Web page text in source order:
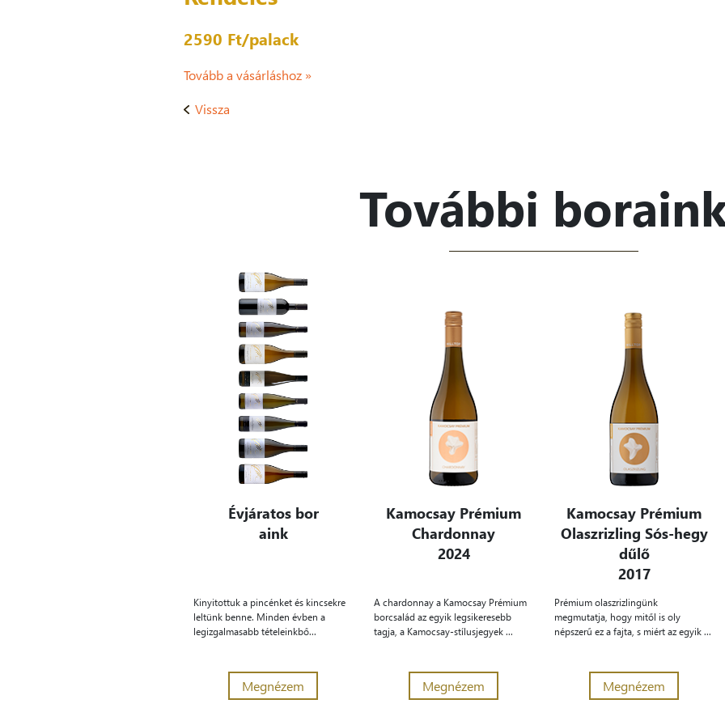
2590 Ft/palack
Tovább a vásárláshoz »
Vissza
További
Évjáratos bor
aink
Kinyitottuk a pincénket és kincsekre
leltünk benne. Minden évben a
legizgalmasabb tételeinkbő...
Megnézem
Kamocsay Prémium
Chardonnay
2024
A chardonnay a Kamocsay Prémium
borcsalád az egyik legsikeresebb
tagja, a Kamocsay-stílusjegyek ...
Megnézem
Kamocsay Prémium
Olaszrizling Sós-hegy
dűlő
2017
Prémium olaszrizlingünk
megmutatja, hogy mitől is oly
népszerű ez a fajta, s miért az egyik ...
Megnézem